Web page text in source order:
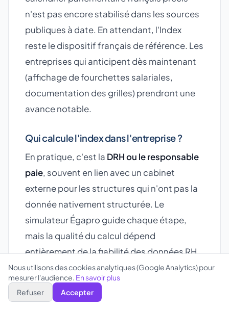
Nous utilisons des cookies analytiques (Google Analytics) pour
mesurer l'audience. En savoir plus
Refuser
Accepter
n'est pas encore stabilisé dans les sources
publiques à date. En attendant, l'Index
reste le dispositif français de référence. Les
entreprises qui anticipent dès maintenant
(affichage de fourchettes salariales,
documentation des grilles) prendront une
avance notable.
Qui calcule l'index dans l'entreprise ?
En pratique, c'est la DRH ou le responsable
paie, souvent en lien avec un cabinet
externe pour les structures qui n'ont pas la
donnée nativement structurée. Le
simulateur Égapro guide chaque étape,
mais la qualité du calcul dépend
entièrement de la fiabilité des données RH
injectées.
Pour aller plus loin sur la conformité RH